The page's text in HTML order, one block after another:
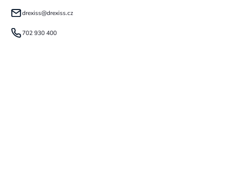
drexiss@drexiss.cz
702 930 400